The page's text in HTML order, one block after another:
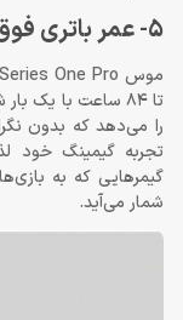
5- عمر باتری فوق‌العاده
تا 84 ساعت با یک
را می‌دهد که بدون
تجربه گیمینگ خود
گیمرهایی که به
شمار می‌آید.